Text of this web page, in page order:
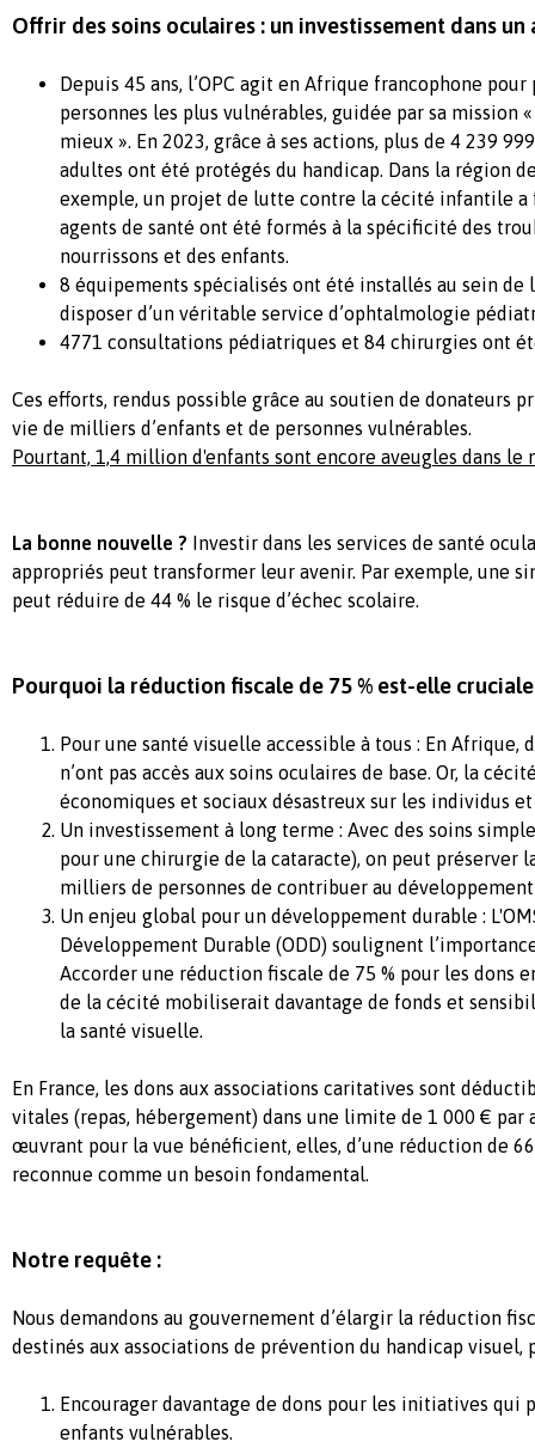
Offrir des soins oculaires : un investissement dans
Depuis 45 ans, l’OPC agit en Afrique francophone
personnes les plus vulnérables, guidée par sa mission
mieux ». En 2023, grâce à ses actions, plus de 4 239
adultes ont été protégés du handicap. Dans la région
exemple, un projet de lutte contre la cécité infantile a
agents de santé ont été formés à la spécificité des
nourrissons et des enfants.
8 équipements spécialisés ont été installés au sein de
disposer d’un véritable service d’ophtalmologie
4771 consultations pédiatriques et 84 chirurgies ont
Ces efforts, rendus possible grâce au soutien de donateurs
vie de milliers d’enfants et de personnes vulnérables.
Pourtant, 1,4 million d'enfants sont encore aveugles dans le
La bonne nouvelle ? Investir dans les services de santé
appropriés peut transformer leur avenir. Par exemple, une
peut réduire de 44 % le risque d’échec scolaire.
Pourquoi la réduction fiscale de 75 % est-elle
Pour une santé visuelle accessible à tous : En Afrique,
n’ont pas accès aux soins oculaires de base. Or, la
économiques et sociaux désastreux sur les individus
Un investissement à long terme : Avec des soins
pour une chirurgie de la cataracte), on peut préserver
milliers de personnes de contribuer au
Un enjeu global pour un développement durable :
Développement Durable (ODD) soulignent
Accorder une réduction fiscale de 75 % pour les dons
de la cécité mobiliserait davantage de fonds et
la santé visuelle.
En France, les dons aux associations caritatives sont
vitales (repas, hébergement) dans une limite de 1 000 € par
œuvrant pour la vue bénéficient, elles, d’une réduction de
reconnue comme un besoin fondamental.
Notre requête :
Nous demandons au gouvernement d’élargir la réduction
destinés aux associations de prévention du handicap visuel,
Encourager davantage de dons pour les initiatives qui
enfants vulnérables.